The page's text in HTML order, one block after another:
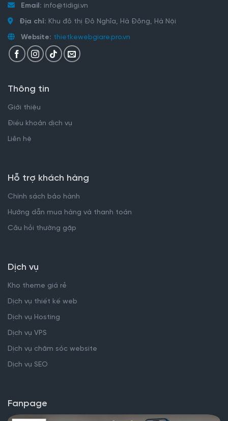
Email: info@tidigi.vn
Địa chỉ: Khu đô thị Đô Nghĩa, Hà Đông, Hà Nội
Website: thietkewebgiare.pro.vn
Thông tin
Giới thiệu
Điều khoản dịch vụ
Liên hệ
Hỗ trợ khách hàng
Chính sách bảo hành
Hướng dẫn mua hàng và thanh toán
Câu hỏi thường gặp
Dịch vụ
Kho theme giá rẻ
Dịch vụ thiết kế web
Dịch vụ Hosting
Dịch vụ VPS
Dịch vụ chăm sóc website
Dịch vụ SEO
Fanpage